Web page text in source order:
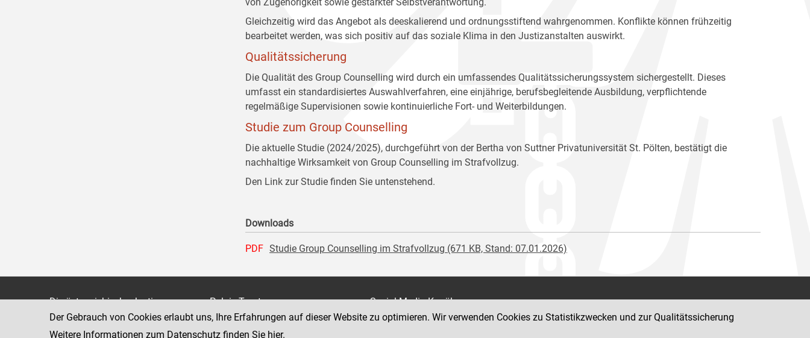
Gleichzeitig wird das Angebot als deeskalierend und ordnungsstiftend wahrgenommen. Konflikte können frühzeitig
bearbeitet werden, was sich positiv auf das soziale Klima in den Justizanstalten auswirkt.
Qualitätssicherung
Die Qualität des Group Counselling wird durch ein umfassendes Qualitätssicherungssystem sichergestellt. Dieses
umfasst ein standardisiertes Auswahlverfahren, eine einjährige, berufsbegleitende Ausbildung, verpflichtende
regelmäßige Supervisionen sowie kontinuierliche Fort- und Weiterbildungen.
Studie zum Group Counselling
Die aktuelle Studie (2024/2025), durchgeführt von der Bertha von Suttner Privatuniversität St. Pölten, bestätigt die
nachhaltige Wirksamkeit von Group Counselling im Strafvollzug.
Den Link zur Studie finden Sie untenstehend.
Downloads
PDF Studie Group Counselling im Strafvollzug (671 KB, Stand: 07.01.2026)
Die österreichische Justiz
Bundesministerium für Justiz
Palais Trautson
Museumstraße 7
1070 Wien
Social Media Kanäle
der Justiz und des BMJ
Der Gebrauch von Cookies erlaubt uns, Ihre Erfahrungen auf dieser Website zu optimieren. Wir verwenden Cookies zu Statistikzwecken und zur Qualitätssicherung
Weitere Informationen zum Datenschutz finden Sie hier.